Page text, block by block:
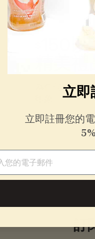
150以
為任何特殊場
訂
立即
立即註冊您的